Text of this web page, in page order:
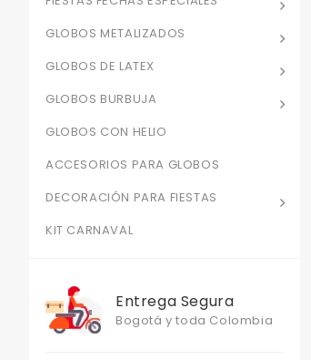
GLOBOS METALIZADOS
GLOBOS DE LATEX
GLOBOS BURBUJA
GLOBOS CON HELIO
ACCESORIOS PARA GLOBOS
DECORACIÓN PARA FIESTAS
KIT CARNAVAL
Entrega Segura
Bogotá y toda Colombia